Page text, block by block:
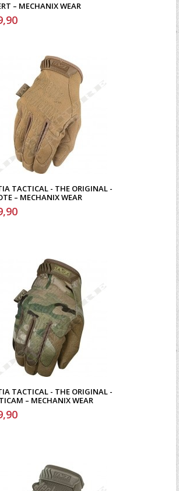
– MECHANIX WEAR
TACTICAL - THE ORIGINAL -
– MECHANIX WEAR
TACTICAL - THE ORIGINAL -
– MECHANIX WEAR